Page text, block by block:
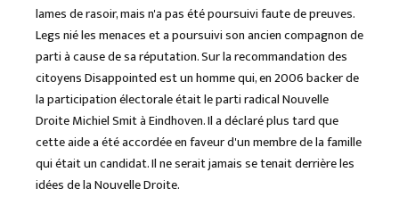
lames de rasoir, mais n'a pas été poursuivi faute de preuves.
Legs nié les menaces et a poursuivi son ancien compagnon de
parti à cause de sa réputation. Sur la recommandation des
citoyens Disappointed est un homme qui, en 2006 backer de
la participation électorale était le parti radical Nouvelle
Droite Michiel Smit à Eindhoven. Il a déclaré plus tard que
cette aide a été accordée en faveur d'un membre de la famille
qui était un candidat. Il ne serait jamais se tenait derrière les
idées de la Nouvelle Droite.